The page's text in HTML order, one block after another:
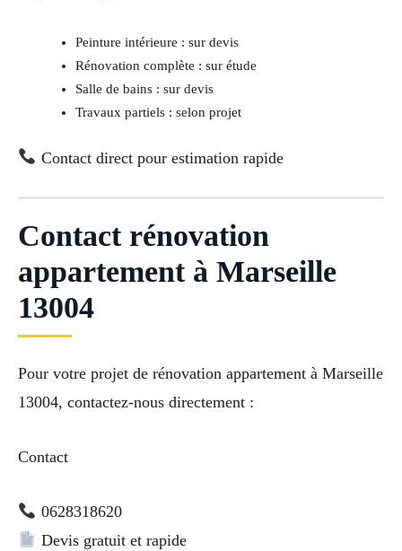
Peinture intérieure : sur devis
Rénovation complète : sur étude
Salle de bains : sur devis
Travaux partiels : selon projet
Contact direct pour estimation rapide
Contact rénovation
appartement à Marseille
13004
Pour votre projet de rénovation appartement à Marseille
13004, contactez-nous directement :
Contact
0628318620
Devis gratuit et rapide